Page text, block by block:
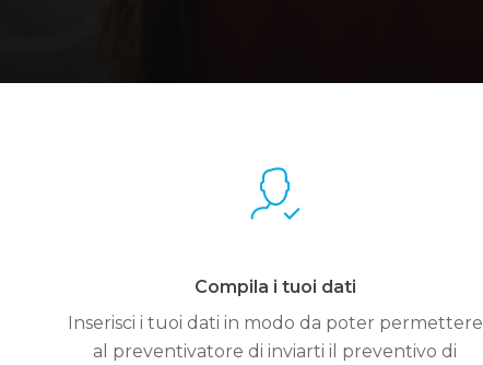
Compila i tuoi dati
Inserisci i tuoi dati in modo da poter permettere
al preventivatore di inviarti il preventivo di